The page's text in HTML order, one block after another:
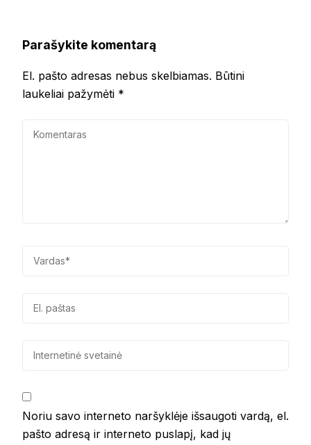
Parašykite komentarą
El. pašto adresas nebus skelbiamas. Būtini
laukeliai pažymėti *
Noriu savo interneto naršyklėje išsaugoti vardą, el.
pašto adresą ir interneto puslapį, kad jų